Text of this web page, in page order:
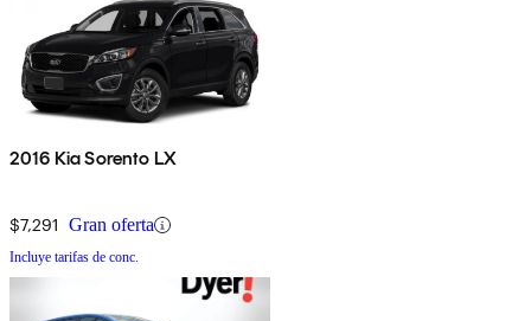
2016 Kia Sorento LX
$7,291 Gran oferta
Incluye tarifas de conc.